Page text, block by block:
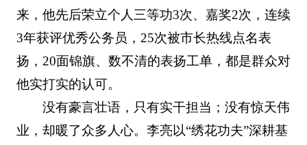
来，他先后荣立个人三等功3次、嘉奖2次，连续
3年获评优秀公务员，25次被市长热线点名表
扬，20面锦旗、数不清的表扬工单，都是群众对
他实打实的认可。
没有豪言壮语，只有实干担当；没有惊天伟
业，却暖了众多人心。李亮以“绣花功夫”深耕基